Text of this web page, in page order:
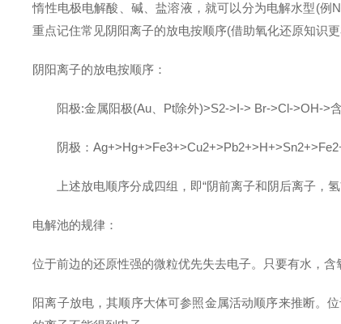
惰性电极电解酸、碱、盐溶液，就可以分为电解水型(例
重点记住常见阴阳离子的放电按顺序(借助氧化还原知识
阴阳离子的放电按顺序：
阳极:金属阳极(Au、Pt除外)>S2->I-> Br->Cl->OH->含
阴极：
上述放电顺序分成四组，即“阴前离子和阴后离子，氢
电解池的规律：
位于前边的还原性强的微粒优先失去电子。只要有水，
阳离子放电，其顺序大体可参照金属活动顺序来推断。